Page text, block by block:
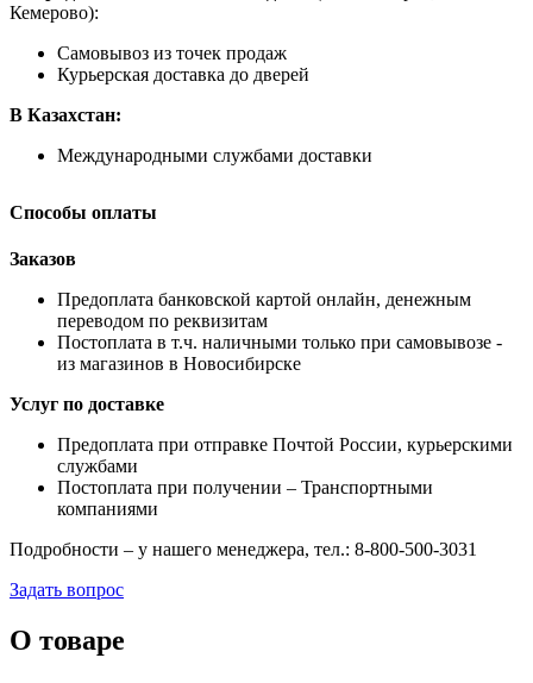
Кемерово):
Самовывоз из точек продаж
Курьерская доставка до дверей
В Казахстан:
Международными службами доставки
Способы оплаты
Заказов
Предоплата банковской картой онлайн, денежным
переводом по реквизитам
Постоплата в т.ч. наличными только при самовывозе -
из магазинов в Новосибирске
Услуг по доставке
Предоплата при отправке Почтой России, курьерскими
службами
Постоплата при получении – Транспортными
компаниями
Подробности – у нашего менеджера, тел.: 8-800-500-3031
Задать вопрос
О товаре